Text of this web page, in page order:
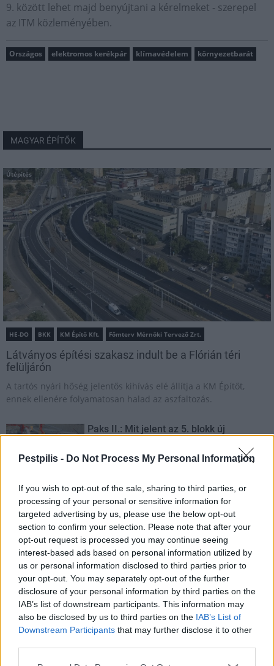
Pestpilis - Do Not Process My Personal Information
If you wish to opt-out of the sale, sharing to third parties, or
processing of your personal or sensitive information for
targeted advertising by us, please use the below opt-out
section to confirm your selection. Please note that after your
opt-out request is processed you may continue seeing
interest-based ads based on personal information utilized by
us or personal information disclosed to third parties prior to
your opt-out. You may separately opt-out of the further
disclosure of your personal information by third parties on the
IAB’s list of downstream participants. This information may
also be disclosed by us to third parties on the IAB’s List of
Downstream Participants that may further disclose it to other
9. között lehet majd benyújtani a kérelmeket - szerepel
az ITM közleményében.
Országos elektromos kerékpár klímavédelem környezetbarát
MAGYAR ÉPÍTŐK
Útépítés
HE-DO BKK KM Építő Kft. Főmterv Mérnöki Tervező Zrt.
Látványos építési szakasz indult be a Flórián téri
felüljárón
A tartós nyári hőség jelentős kihívás elé állítja a KM Építőt,
ennek ellenére folyamatosan halad az aszfaltozás.
Paks II.: Mit jelent az 5. blokk új
mérföldköve a felülvizsgálat
Elkészült a Liszt Ferenc repülőtér
közelében lévő logisztikai bázis út- és
közműhálózatának fejlesztése
Látlelet a hazai víziközművekről?
Egyetlen, fél évszázados vezetéken
múlt Bicske vízellátása
Épített öröksége megújításával is készül